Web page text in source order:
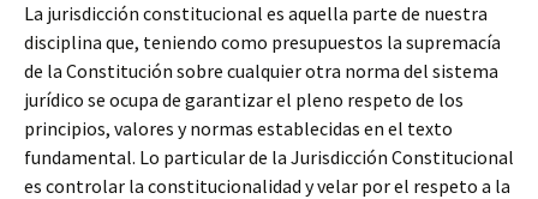
La jurisdicción constitucional es aquella parte de nuestra
disciplina que, teniendo como presupuestos la supremacía
de la Constitución sobre cualquier otra norma del sistema
jurídico se ocupa de garantizar el pleno respeto de los
principios, valores y normas establecidas en el texto
fundamental. Lo particular de la Jurisdicción Constitucional
es controlar la constitucionalidad y velar por el respeto a la